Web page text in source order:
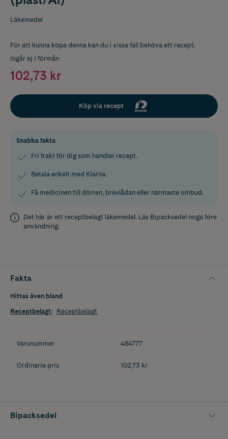
Läkemedel
För att kunna köpa denna kan du i vissa fall behöva ett recept.
Ingår ej i förmån
102,73 kr
Köp via recept
Snabba fakta
Fri frakt för dig som handlar recept.
Betala enkelt med Klarna.
Få medicinen till dörren, brevlådan eller närmaste ombud.
Det här är ett receptbelagt läkemedel. Läs Bipacksedel noga före
användning.
Fakta
Hittas även bland
Receptbelagt: Receptbelagt
Varunummer 484777
Ordinarie pris 102,73 kr
Bipacksedel